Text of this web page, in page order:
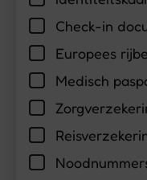
Check-in
Europees
Medisch